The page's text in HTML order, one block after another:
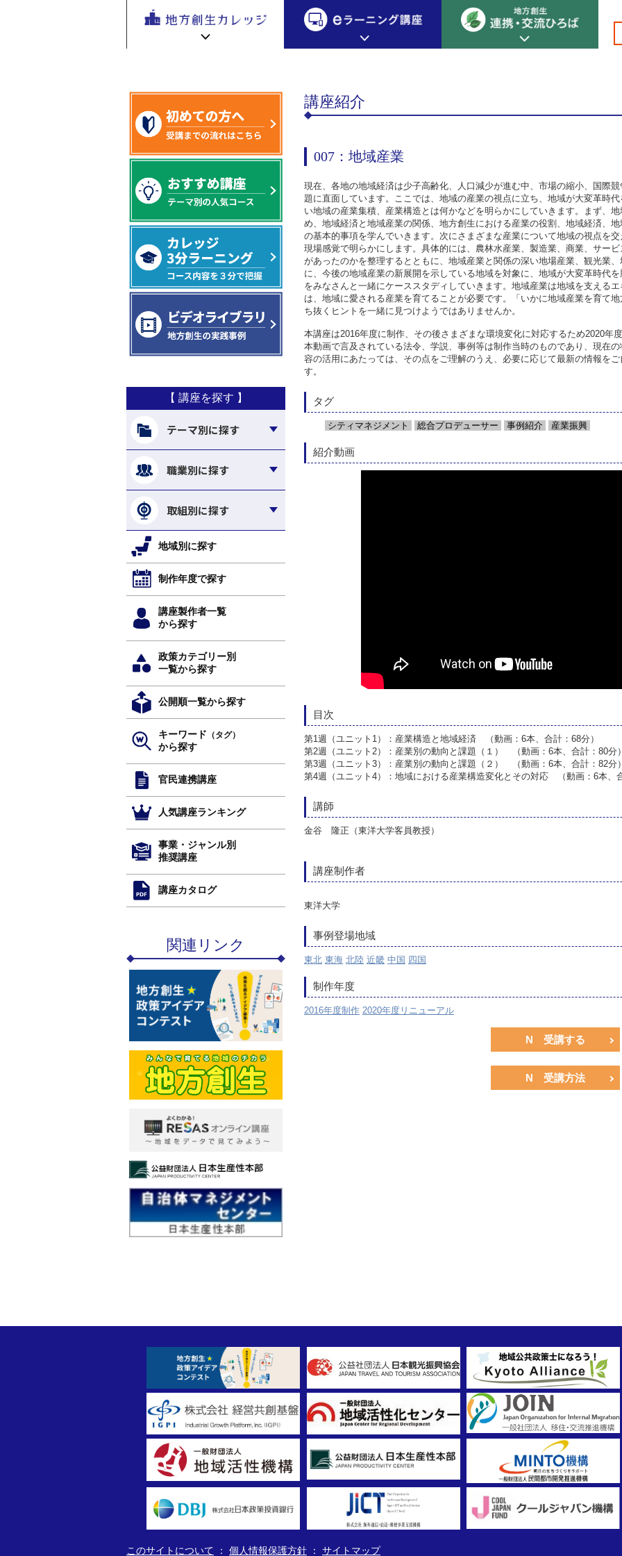
地方創生カレッジ
地方創生カレッジ HOME
新着情報
地方創生カレッジ活用の流れ eラーニング講座 HOME
ビデオライブラリ サイトマップ
eラーニング講座
e ラーニング講座 HOME
初めての方へ
連
連携・交流ひろば HOME
連携・交流ひろばについて
全国で活躍する地方創生専門人材 地方創生の実践事例紹介
地方創生応援プロジェクト イベント情報
地方創生
を無料eラ
講座が200
総合プロデューサー 専門編 総合プロデューサー 戦略の事業化 >007
【 講座を探す 】
テーマ別に探す
職業別に探す
取組別に探す
地域別に探す
制作年度で探す
講座製作者一覧
から探す
政策カテゴリー別
一覧から探す
公開順一覧から探す
キーワード （タグ）
から探す
官民連携講座
人気講座ランキング
事業・ジャンル別
推奨講座
講座カタログ
関連リンク
講座紹介
007：地域産業
現在、各地の地域経済は少子高齢化、人口減少が進む中、市場の縮小、国際
題に直面しています。ここでは、地域の産業の視点に立ち、地域が大変革時
い地域の産業集積、産業構造とは何かなどを明らかにしていきます。まず、
め、地域経済と地域産業の関係、地方創生における産業の役割、地域経済、
の基本的事項を学んでいきます。次にさまざまな産業について地域の視点を
現場感覚で明らかにします。具体的には、農林水産業、製造業、商業、サー
があったのかを整理するとともに、地域産業と関係の深い地場産業、観光業
に、今後の地域産業の新展開を示している地域を対象に、地域が大変革時代
をみなさんと一緒にケーススタディしていきます。地域産業は地域を支える
は、地域に愛される産業を育てることが必要です。「いかに地域産業を育て
ち抜くヒントを一緒に見つけようではありませんか。
本講座は2016年度に制作、その後さまざまな環境変化に対応するため2020年
本動画で言及されている法令、学説、事例等は制作当時のものであり、現在
容の活用にあたっては、その点をご理解のうえ、必要に応じて最新の情報を
す。
タグ
シティマネジメント 総合プロデューサー 事例紹介 産業振興
紹介動画
目次
第1週（ユニット1）：産業構造と地域経済 （動画：6本、合計：68分）
第2週（ユニット2）：産業別の動向と課題（１） （動画：6本、合計：80分）
第3週（ユニット3）：産業別の動向と課題（２） （動画：6本、合計：82分）
第4週（ユニット4）：地域における産業構造変化とその対応 （動画：6本、
講師
金谷 隆正（東洋大学客員教授）
講座制作者
東洋大学
事例登場地域
東北 東海 北陸 近畿 中国 四国
制作年度
2016年度制作 2020年度リニューアル
N 受講する
N 受講方法
このサイトについて 個人情報保護方針 サイトマップ